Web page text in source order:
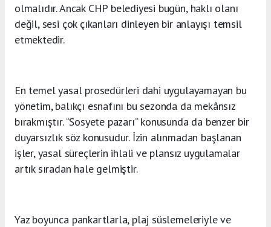
olmalıdır. Ancak CHP belediyesi bugün, haklı olanı
değil, sesi çok çıkanları dinleyen bir anlayışı temsil
etmektedir.
En temel yasal prosedürleri dahi uygulayamayan bu
yönetim, balıkçı esnafını bu sezonda da mekânsız
bırakmıştır. “Sosyete pazarı” konusunda da benzer bir
duyarsızlık söz konusudur. İzin alınmadan başlanan
işler, yasal süreçlerin ihlali ve plansız uygulamalar
artık sıradan hale gelmiştir.
Yaz boyunca pankartlarla, plaj süslemeleriyle ve